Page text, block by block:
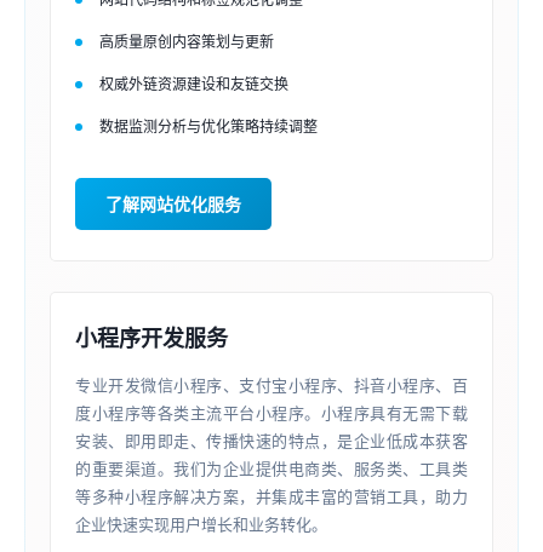
高质量原创内容策划与更新
权威外链资源建设和友链交换
数据监测分析与优化策略持续调整
了解网站优化服务
小程序开发服务
专业开发微信小程序、支付宝小程序、抖音小程序、百
度小程序等各类主流平台小程序。小程序具有无需下载
安装、即用即走、传播快速的特点，是企业低成本获客
的重要渠道。我们为企业提供电商类、服务类、工具类
等多种小程序解决方案，并集成丰富的营销工具，助力
企业快速实现用户增长和业务转化。